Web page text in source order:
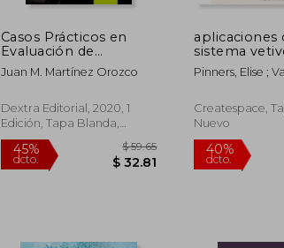
Casos Prácticos en
Evaluación de
Impacto Ambiental
Juan M. Martínez Orozco
Dextra Editorial, 2020, 1
Edición, Tapa Blanda,
Nuevo
aplicaciones
sistema
manual t
referencia
Pinners, Elise ;
Createspace,
Nuevo